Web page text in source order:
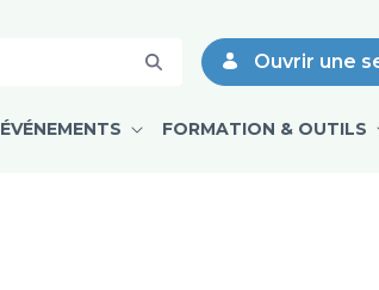
Ouvrir une
ÉVÉNEMENTS FORMATION & OUTILS